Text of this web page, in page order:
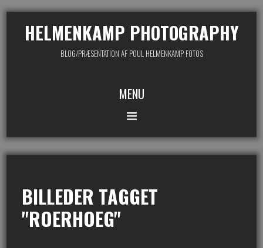
HELMENKAMP PHOTOGRAPHY
BLOG/PRÆSENTATION AF POUL HELMENKAMP FOTOS
MENU
BILLEDER TAGGET
"ROERHOEG"